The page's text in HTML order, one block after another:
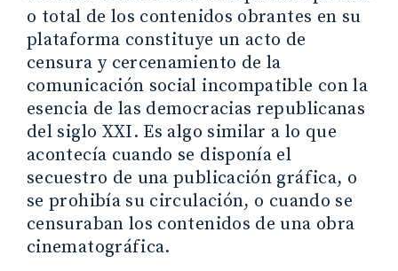
o total de los contenidos obrantes en su
plataforma constituye un acto de
censura y cercenamiento de la
comunicación social incompatible con la
esencia de las democracias republicanas
del siglo XXI. Es algo similar a lo que
acontecía cuando se disponía el
secuestro de una publicación gráfica, o
se prohibía su circulación, o cuando se
censuraban los contenidos de una obra
cinematográfica.